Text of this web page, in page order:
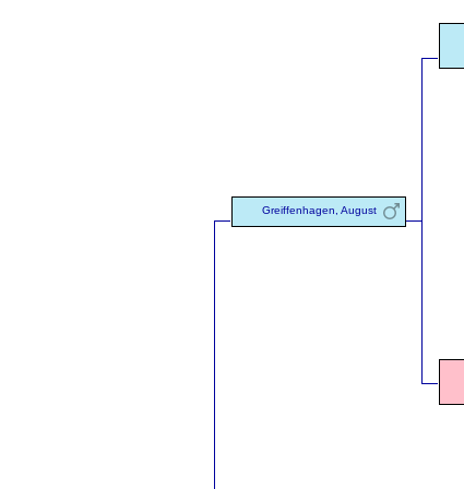
Greiffenhagen, August